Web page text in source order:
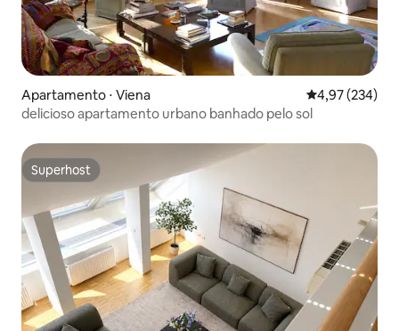
Apartamento ⋅ Viena 4,97 de uma
4,97 (234)
delicioso apartamento urbano banhado pelo sol
Superhost
Superhost